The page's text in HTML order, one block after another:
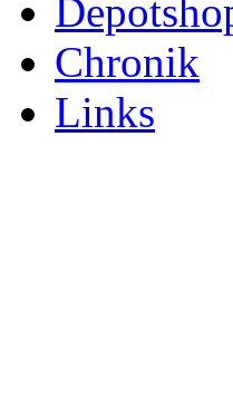
Chronik
Links